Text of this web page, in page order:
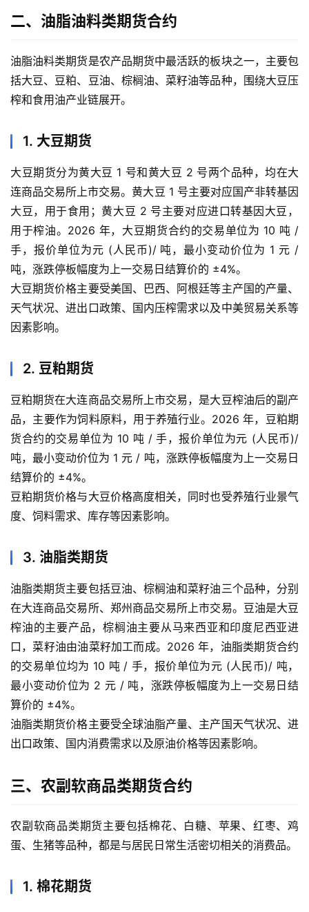
页
内
盘
期
货
外
盘
期
货
指
货
二、油脂油料类期货合约
油脂油料类期货是农产品期货中最活跃的板块之一，主要包
括大豆、豆粕、豆油、棕榈油、菜籽油等品种，围绕大豆压
榨和食用油产业链展开。
1. 大豆期货
大豆期货分为黄大豆 1 号和黄大豆 2 号两个品种，均在大
连商品交易所上市交易。黄大豆 1 号主要对应国产非转基因
大豆，用于食用；黄大豆 2 号主要对应进口转基因大豆，
用于榨油。2026 年，大豆期货合约的交易单位为 10 吨 /
手，报价单位为元 (人民币)/ 吨，最小变动价位为 1 元 /
吨，涨跌停板幅度为上一交易日结算价的 ±4%。
大豆期货价格主要受美国、巴西、阿根廷等主产国的产量、
天气状况、进出口政策、国内压榨需求以及中美贸易关系等
因素影响。
2. 豆粕期货
豆粕期货在大连商品交易所上市交易，是大豆榨油后的副产
品，主要作为饲料原料，用于养殖行业。2026 年，豆粕期
货合约的交易单位为 10 吨 / 手，报价单位为元 (人民币)/
吨，最小变动价位为 1 元 / 吨，涨跌停板幅度为上一交易日
结算价的 ±4%。
豆粕期货价格与大豆价格高度相关，同时也受养殖行业景气
度、饲料需求、库存等因素影响。
3. 油脂类期货
油脂类期货主要包括豆油、棕榈油和菜籽油三个品种，分别
在大连商品交易所、郑州商品交易所上市交易。豆油是大豆
榨油的主要产品，棕榈油主要从马来西亚和印度尼西亚进
口，菜籽油由油菜籽加工而成。2026 年，油脂类期货合约
的交易单位均为 10 吨 / 手，报价单位为元 (人民币)/ 吨，
最小变动价位为 2 元 / 吨，涨跌停板幅度为上一交易日结
算价的 ±4%。
油脂类期货价格主要受全球油脂产量、主产国天气状况、进
出口政策、国内消费需求以及原油价格等因素影响。
三、农副软商品类期货合约
农副软商品类期货主要包括棉花、白糖、苹果、红枣、鸡
蛋、生猪等品种，都是与居民日常生活密切相关的消费品。
1. 棉花期货